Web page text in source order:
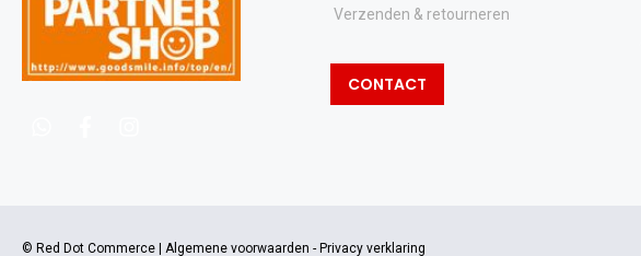
Verzenden & retourneren
CONTACT
© Red Dot Commerce | Algemene voorwaarden - Privacy verklaring